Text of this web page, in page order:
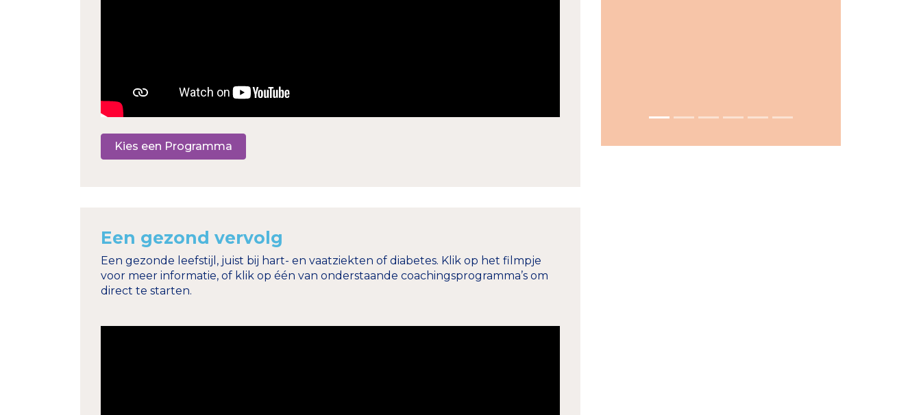
Kies een Programma
Een gezond vervolg
Een gezonde leefstijl, juist bij hart- en vaatziekten of diabetes. Klik op het filmpje
voor meer informatie, of klik op één van onderstaande coachingsprogramma’s om
direct te starten.